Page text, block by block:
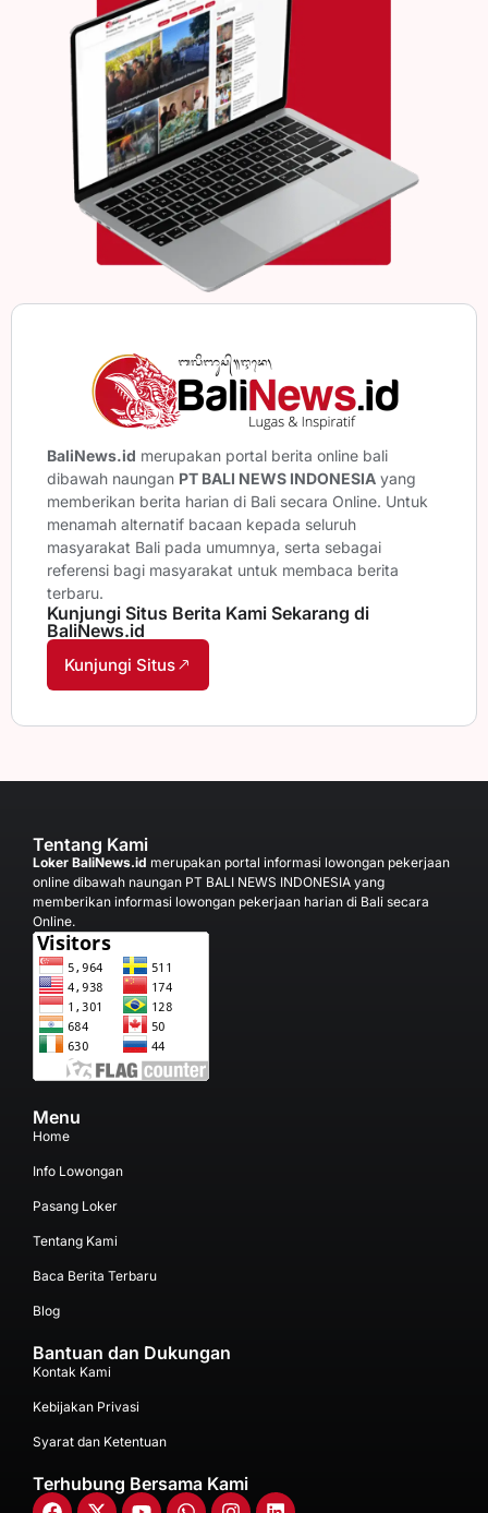
BaliNews.id merupakan portal berita online bali
dibawah naungan PT BALI NEWS INDONESIA yang
memberikan berita harian di Bali secara Online. Untuk
menamah alternatif bacaan kepada seluruh
masyarakat Bali pada umumnya, serta sebagai
referensi bagi masyarakat untuk membaca berita
terbaru.
Kunjungi Situs Berita Kami Sekarang di
BaliNews.id
Kunjungi Situs
Tentang Kami
Loker BaliNews.id merupakan portal informasi lowongan pekerjaan
online dibawah naungan PT BALI NEWS INDONESIA yang
memberikan informasi lowongan pekerjaan harian di Bali secara
Online.
Menu
Home
Info Lowongan
Pasang Loker
Tentang Kami
Baca Berita Terbaru
Blog
Bantuan dan Dukungan
Kontak Kami
Kebijakan Privasi
Syarat dan Ketentuan
Terhubung Bersama Kami